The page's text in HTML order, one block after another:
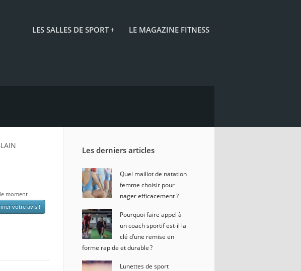
LES SALLES DE SPORT+ LE MAGAZINE FITNESS
moment
votre avis !
Les derniers articles
Quel maillot de natation
femme choisir pour
nager efficacement ?
Pourquoi faire appel à
un coach sportif est-il la
clé d’une remise en
forme rapide et durable ?
Lunettes de sport